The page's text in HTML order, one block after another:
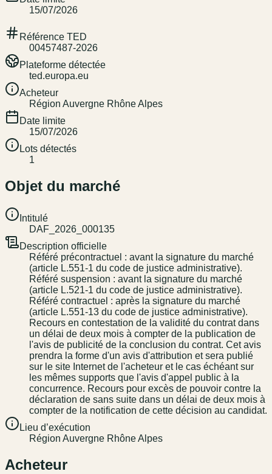
15/07/2026
Référence TED
00457487-2026
Plateforme détectée
ted.europa.eu
Acheteur
Région Auvergne Rhône Alpes
Date limite
15/07/2026
Lots détectés
1
Objet du marché
Intitulé
DAF_2026_000135
Description officielle
Référé précontractuel : avant la signature du marché
(article L.551-1 du code de justice administrative).
Référé suspension : avant la signature du marché
(article L.521-1 du code de justice administrative).
Référé contractuel : après la signature du marché
(article L.551-13 du code de justice administrative).
Recours en contestation de la validité du contrat dans
un délai de deux mois à compter de la publication de
l'avis de publicité de la conclusion du contrat. Cet avis
prendra la forme d'un avis d'attribution et sera publié
sur le site Internet de l'acheteur et le cas échéant sur
les mêmes supports que l'avis d'appel public à la
concurrence. Recours pour excès de pouvoir contre la
déclaration de sans suite dans un délai de deux mois à
compter de la notification de cette décision au candidat.
Lieu d’exécution
Région Auvergne Rhône Alpes
Acheteur